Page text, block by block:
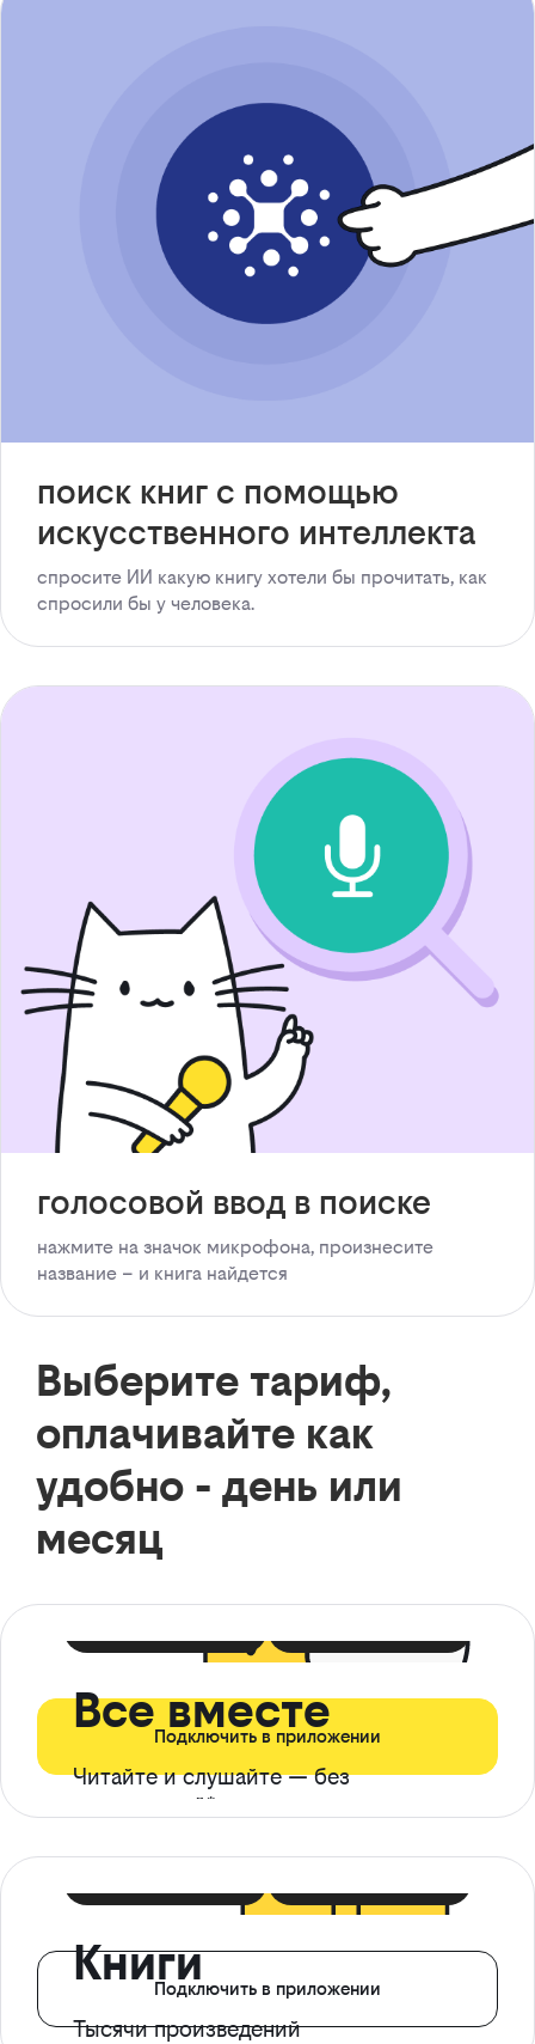
поиск книг с помощью
искусственного интеллекта
спросите ИИ какую книгу хотели бы прочитать, как
спросили бы у человека.
голосовой ввод в поиске
нажмите на значок микрофона, произнесите
название – и книга найдется
Выберите тариф,
оплачивайте как
удобно - день или
месяц
Все вместе
Читайте и слушайте — без
ограничений*
Подключить в приложении
Книги
Тысячи произведений
Подключить в приложении